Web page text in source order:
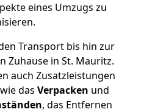
eines Umzugs zu
Transport bis hin zur
Zuhause in St. Mauritz.
auch Zusatzleistungen
das Verpacken und
, das Entfernen